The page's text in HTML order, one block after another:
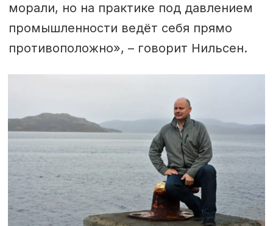
морали, но на практике под давлением
промышленности ведёт себя прямо
противоположно», – говорит Нильсен.